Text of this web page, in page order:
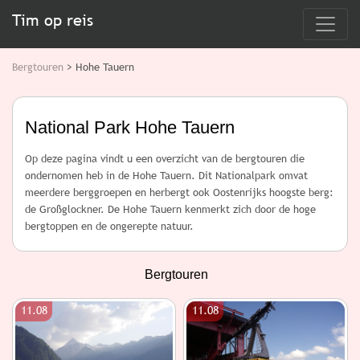
Tim op reis
Bergtouren > Hohe Tauern
National Park Hohe Tauern
Op deze pagina vindt u een overzicht van de bergtouren die
ondernomen heb in de Hohe Tauern. Dit Nationalpark omvat
meerdere berggroepen en herbergt ook Oostenrijks hoogste berg:
de Großglockner. De Hohe Tauern kenmerkt zich door de hoge
bergtoppen en de ongerepte natuur.
Bergtouren
11.08 11.08